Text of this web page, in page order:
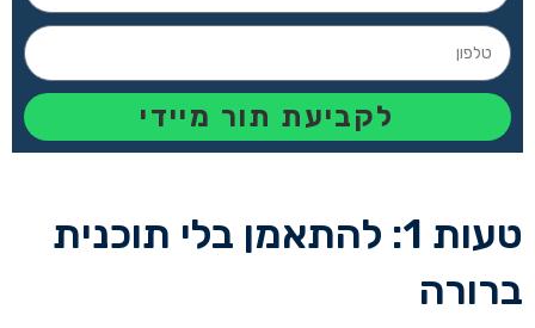
לקביעת תור מיידי
טעות 1: להתאמן בלי תוכנית
ברורה